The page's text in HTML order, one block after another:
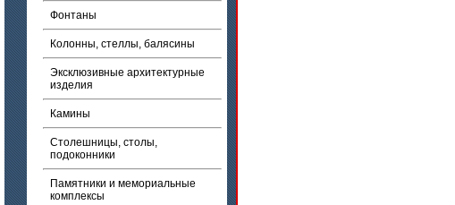
Фонтаны
Колонны, стеллы, балясины
Эксклюзивные архитектурные
изделия
Камины
Столешницы, столы,
подоконники
Памятники и мемориальные
комплексы